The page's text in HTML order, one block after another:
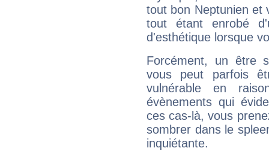
tout bon Neptunien et
tout étant enrobé
d'esthétique lorsque
Forcément, un être
vous peut parfois
vulnérable en
évènements qui
ces cas-là, vous
sombrer dans le
inquiétante.